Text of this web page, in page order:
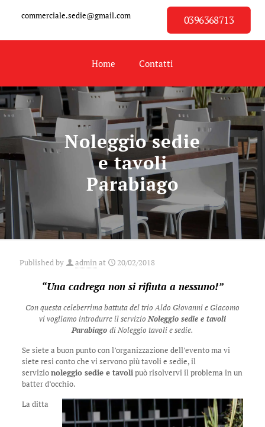
commerciale.sedie@gmail.com 0396368713
Home Contatti
Noleggio sedie
e tavoli
Parabiago
Published by admin at 20/02/2018
“Una cadrega non si rifiuta a nessuno!”
Con questa celeberrima battuta del trio Aldo Giovanni e Giacomo
vi vogliamo introdurre il servizioNoleggio sedie e tavoli
Parabiago di Noleggio tavoli e sedie.
Se siete a buon punto con l’organizzazione dell’evento ma vi
siete resi conto che vi servono più tavoli e sedie, il
servizionoleggio sedie e tavolipuò risolvervi il problema in un
batter d’occhio.
La ditta